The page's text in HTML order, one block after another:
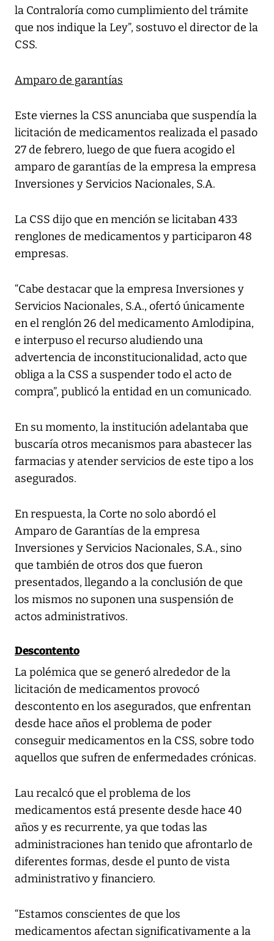
la Contraloría como cumplimiento del trámite
que nos indique la Ley”, sostuvo el director de la
CSS.
Amparo de garantías
Este viernes la CSS anunciaba que suspendía la
licitación de medicamentos realizada el pasado
27 de febrero, luego de que fuera acogido el
amparo de garantías de la empresa la empresa
Inversiones y Servicios Nacionales, S.A.
La CSS dijo que en mención se licitaban 433
renglones de medicamentos y participaron 48
empresas.
“Cabe destacar que la empresa Inversiones y
Servicios Nacionales, S.A., ofertó únicamente
en el renglón 26 del medicamento Amlodipina,
e interpuso el recurso aludiendo una
advertencia de inconstitucionalidad, acto que
obliga a la CSS a suspender todo el acto de
compra”, publicó la entidad en un comunicado.
En su momento, la institución adelantaba que
buscaría otros mecanismos para abastecer las
farmacias y atender servicios de este tipo a los
asegurados.
En respuesta, la Corte no solo abordó el
Amparo de Garantías de la empresa
Inversiones y Servicios Nacionales, S.A., sino
que también de otros dos que fueron
presentados, llegando a la conclusión de que
los mismos no suponen una suspensión de
actos administrativos.
Descontento
La polémica que se generó alrededor de la
licitación de medicamentos provocó
descontento en los asegurados, que enfrentan
desde hace años el problema de poder
conseguir medicamentos en la CSS, sobre todo
aquellos que sufren de enfermedades crónicas.
Lau recalcó que el problema de los
medicamentos está presente desde hace 40
años y es recurrente, ya que todas las
administraciones han tenido que afrontarlo de
diferentes formas, desde el punto de vista
administrativo y financiero.
“Estamos conscientes de que los
medicamentos afectan significativamente a la